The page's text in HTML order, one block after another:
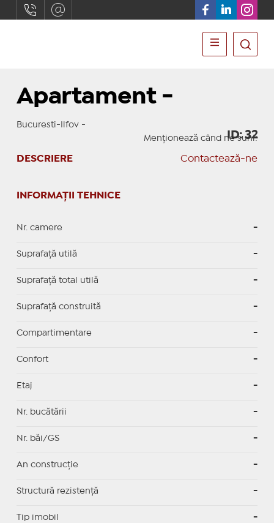
Apartament -
Bucuresti-Ilfov -
Menționează când ne suni:
ID: 32
DESCRIERE Contactează-ne
INFORMAȚII TEHNICE
Nr. camere -
Suprafaţă utilă -
Suprafaţă total utilă -
Suprafaţă construită -
Compartimentare -
Confort -
Etaj -
Nr. bucătării -
Nr. băi/GS -
An construcție -
Structură rezistență -
Tip imobil -